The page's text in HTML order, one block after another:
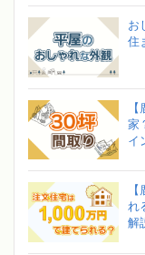
お
住
家
イ
れ
解